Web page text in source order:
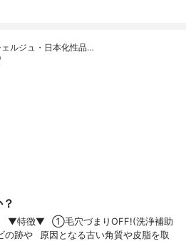
ルジュ・日本化性品…
⠀▼特徴▼⠀①毛穴づまりOFF!(洗浄補助
の跡や⠀原因となる古い角質や皮脂を取